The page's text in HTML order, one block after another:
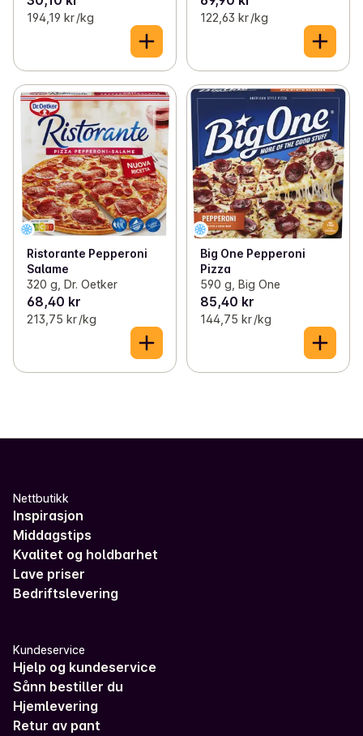
194,19 kr /kg 122,63 kr /kg
Ristorante Pepperoni
Salame
320 g, Dr. Oetker
68,40 kr
213,75 kr /kg
Big One Pepperoni
Pizza
590 g, Big One
85,40 kr
144,75 kr /kg
Nettbutikk
Inspirasjon
Middagstips
Kvalitet og holdbarhet
Lave priser
Bedriftslevering
Kundeservice
Hjelp og kundeservice
Sånn bestiller du
Hjemlevering
Retur av pant